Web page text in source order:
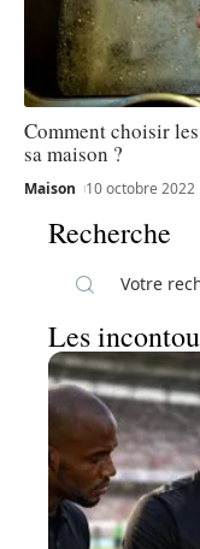
Comment choisir
sa maison ?
Maison 10 octobre 2022
Recherche
Les